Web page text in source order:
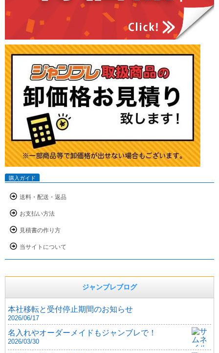
購入ガイド
送料・配送・返品
お支払い方法
見積書の作り方
当サイトについて
ジャンブレブログ
本社移転と受付停止期間のお知らせ
2026/06/17
名入れやオーダーメイドもジャンブレで！
2026/03/30